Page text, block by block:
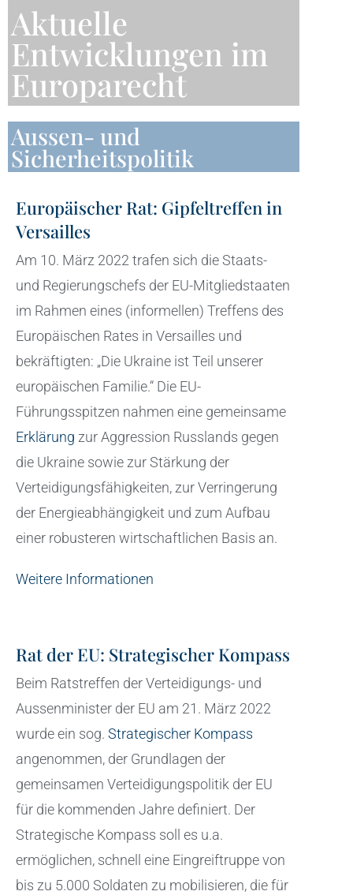
Aktuelle
Entwicklungen im
Europarecht
Aussen- und
Sicherheitspolitik
Europäischer Rat: Gipfeltreffen in
Versailles
Am 10. März 2022 trafen sich die Staats-
und Regierungschefs der EU-Mitgliedstaaten
im Rahmen eines (informellen) Treffens des
Europäischen Rates in Versailles und
bekräftigten: „Die Ukraine ist Teil unserer
europäischen Familie.“ Die EU-
Führungsspitzen nahmen eine gemeinsame
Erklärung zur Aggression Russlands gegen
die Ukraine sowie zur Stärkung der
Verteidigungsfähigkeiten, zur Verringerung
der Energieabhängigkeit und zum Aufbau
einer robusteren wirtschaftlichen Basis an.
Weitere Informationen
Rat der EU: Strategischer Kompass
Beim Ratstreffen der Verteidigungs- und
Aussenminister der EU am 21. März 2022
wurde ein sog. Strategischer Kompass
angenommen, der Grundlagen der
gemeinsamen Verteidigungspolitik der EU
für die kommenden Jahre definiert. Der
Strategische Kompass soll es u.a.
ermöglichen, schnell eine Eingreiftruppe von
bis zu 5.000 Soldaten zu mobilisieren, die für